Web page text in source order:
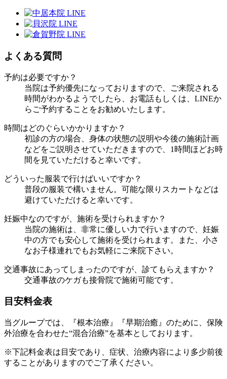
よくある質問
予約は必要ですか？
当院は予約優先になっておりますので、ご来院される
時間がわかるようでしたら、お電話もしくは、LINEか
らご予約することをお勧めいたします。
時間はどのぐらいかかりますか？
初診の方の場合、身体の状態の説明や今後の施術計画
などをご説明させていただきますので、1時間ほどお時
間を見ていただけると幸いです。
どういった服装で行けばいいですか？
普段の服装で構いません。可能な限りスカートなどは
避けていただけると幸いです。
妊娠中なのですが、施術を受けられますか？
当院の施術は、非常に優しい力で行いますので、妊娠
中の方でも安心して施術を受けられます。また、小さ
なお子様連れでもお気軽にご来院下さい。
交通事故にあってしまったのですが、診てもらえますか？
交通事故のケガも接骨院で施術可能です。
目安料金表
当グループでは、『根本治療』『早期治癒』のために、保険
外治療を合わせた“混合治療”を基本としております。
※下記料金表は目安であり、症状、治療内容により多少前後
することがありますのでご了承ください。